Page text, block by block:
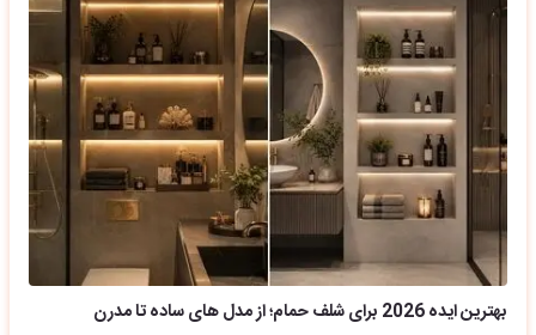
بهترین ایده 2026 برای شلف حمام؛ از مدل های ساده تا مدرن